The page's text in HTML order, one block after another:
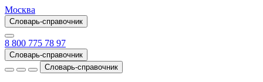
Москва
Словарь-справочник
8 800 775 78 97
Словарь-справочник
Словарь-справочник